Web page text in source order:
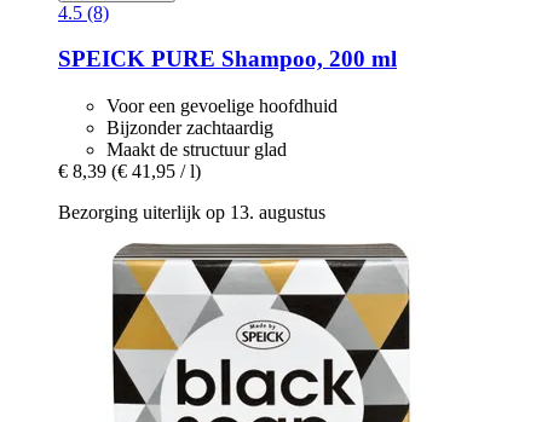
4.5 (8)
SPEICK PURE Shampoo, 200 ml
Voor een gevoelige hoofdhuid
Bijzonder zachtaardig
Maakt de structuur glad
€ 8,39 (€ 41,95 / l)
Bezorging uiterlijk op 13. augustus